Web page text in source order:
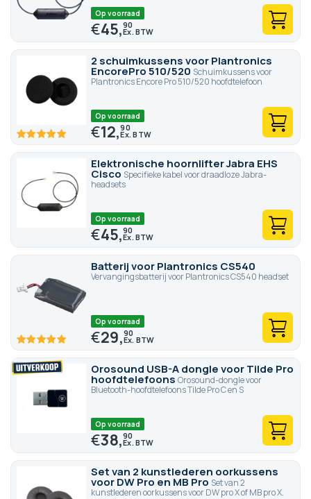
Op voorraad
€45,90
2 schuimkussens voor Plantronics
EncorePro 510/520 Schuimkussens voor
Plantronics Encore Pro 510/520 hoofdtelefoon
100 100
Op voorraad
€12,90
Elektronische hoornlifter Jabra EHS
Cisco Specifieke kabel voor draadloze Jabra-
headsets
Op voorraad
€45,90
Batterij voor Plantronics CS540
Vervangingsbatterij voor Plantronics CS540 headset
100 100
Op voorraad
€29,90
Orosound USB-A dongle voor Tilde Pro
hoofdtelefoons Orosound-dongle voor
Bluetooth-hoofdtelefoons Tilde Pro C en S
Op voorraad
€38,90
Set van 2 kunstlederen oorkussens
voor DW Pro en MB Pro Set van 2
kunstlederen oorkussens voor DW pro X of MB pro X.